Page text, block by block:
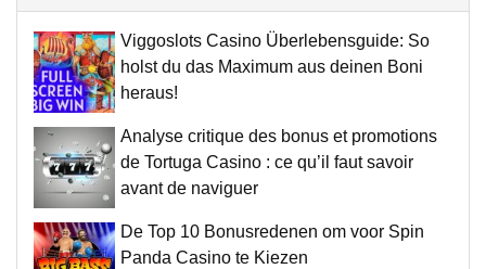
Viggoslots Casino Überlebensguide: So
holst du das Maximum aus deinen Boni
heraus!
Analyse critique des bonus et promotions
de Tortuga Casino : ce qu’il faut savoir
avant de naviguer
De Top 10 Bonusredenen om voor Spin
Panda Casino te Kiezen